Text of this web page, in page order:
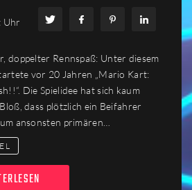
Uhr
doppelter Rennspaß: Unter diesem
vor 20 Jahren „Mario Kart:
Die Spielidee hat sich kaum
dass plötzlich ein Beifahrer
ansonsten primären…